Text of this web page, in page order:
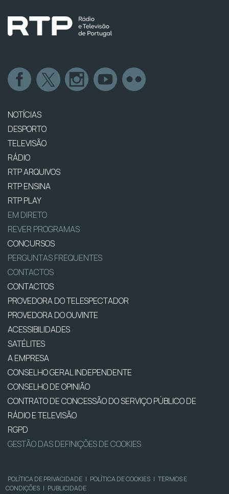
NOTÍCIAS
DESPORTO
TELEVISÃO
RÁDIO
RTP ARQUIVOS
RTP ENSINA
RTP PLAY
EM DIRETO
REVER PROGRAMAS
CONCURSOS
PERGUNTAS FREQUENTES
CONTACTOS
CONTACTOS
PROVEDORA DO TELESPECTADOR
PROVEDORA DO OUVINTE
ACESSIBILIDADES
SATÉLITES
A EMPRESA
CONSELHO GERAL INDEPENDENTE
CONSELHO DE OPINIÃO
CONTRATO DE CONCESSÃO DO SERVIÇO PÚBLICO DE
RÁDIO E TELEVISÃO
RGPD
GESTÃO DAS DEFINIÇÕES DE COOKIES
POLÍTICA DE PRIVACIDADE | POLÍTICA DE COOKIES | TERMOS E
CONDIÇÕES | PUBLICIDADE